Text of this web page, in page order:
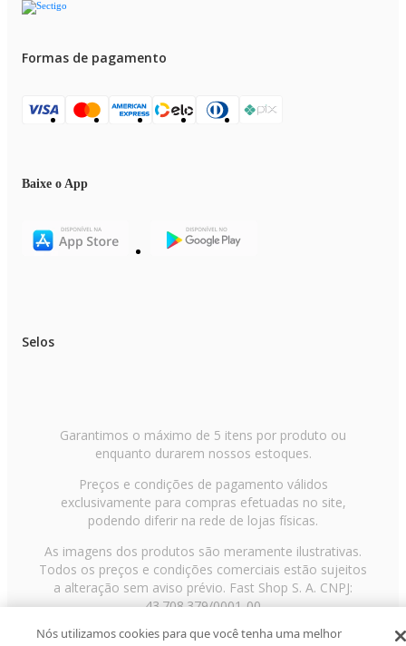
Formas de pagamento
Baixe o App
Selos
Garantimos o máximo de 5 itens por produto ou
enquanto durarem nossos estoques.
Preços e condições de pagamento válidos
exclusivamente para compras efetuadas no site,
podendo diferir na rede de lojas físicas.
As imagens dos produtos são meramente ilustrativas.
Todos os preços e condições comerciais estão sujeitos
a alteração sem aviso prévio. Fast Shop S. A. CNPJ:
43.708.379/0001-00
Avenida Zaki Narchi, nº 1650, sobreloja, Carandiru, São
Nós utilizamos cookies para que você tenha uma melhor